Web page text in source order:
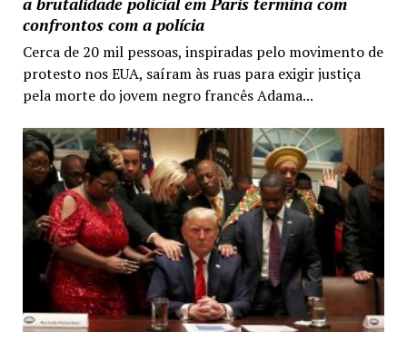
confrontos com a polícia
Cerca de 20 mil pessoas, inspiradas pelo movimento de
protesto nos EUA, saíram às ruas para exigir justiça
pela morte do jovem negro francês Adama...